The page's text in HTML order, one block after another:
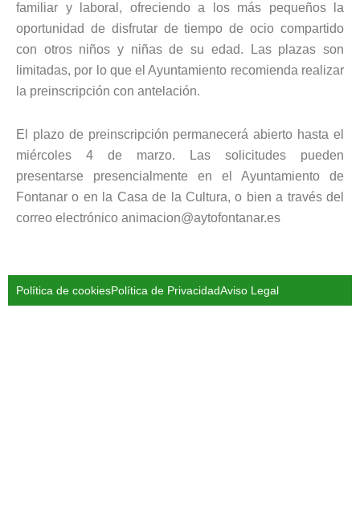
familiar y laboral, ofreciendo a los más pequeños la
oportunidad de disfrutar de tiempo de ocio compartido
con otros niños y niñas de su edad. Las plazas son
limitadas, por lo que el Ayuntamiento recomienda realizar
la preinscripción con antelación.
El plazo de preinscripción permanecerá abierto hasta el
miércoles 4 de marzo. Las solicitudes pueden
presentarse presencialmente en el Ayuntamiento de
Fontanar o en la Casa de la Cultura, o bien a través del
correo electrónico animacion@aytofontanar.es
Política de cookiesPolítica de PrivacidadAviso Legal